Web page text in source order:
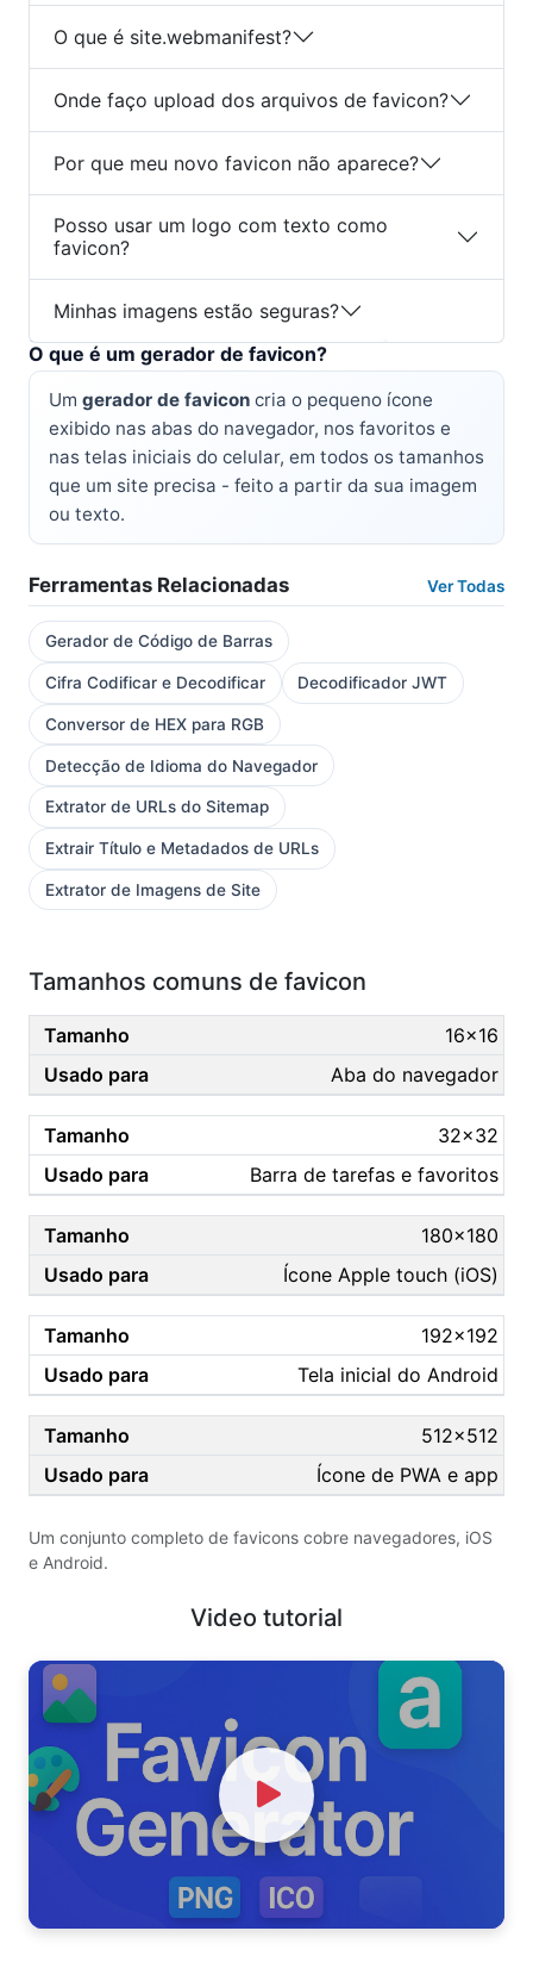
O que é site.webmanifest?
Onde faço upload dos arquivos de favicon?
Por que meu novo favicon não aparece?
Posso usar um logo com texto como
favicon?
Minhas imagens estão seguras?
O que é um gerador de favicon?
Um gerador de favicon cria o pequeno ícone
exibido nas abas do navegador, nos favoritos e
nas telas iniciais do celular, em todos os tamanhos
que um site precisa - feito a partir da sua imagem
ou texto.
Ferramentas Relacionadas Ver Todas
Gerador de Código de Barras
Cifra Codificar e Decodificar Decodificador JWT
Conversor de HEX para RGB
Detecção de Idioma do Navegador
Extrator de URLs do Sitemap
Extrair Título e Metadados de URLs
Extrator de Imagens de Site
Tamanhos comuns de favicon
16×16
Aba do navegador
32×32
Barra de tarefas e favoritos
180×180
Ícone Apple touch (iOS)
192×192
Tela inicial do Android
512×512
Ícone de PWA e app
Um conjunto completo de favicons cobre navegadores, iOS
e Android.
Video tutorial
Watch Video